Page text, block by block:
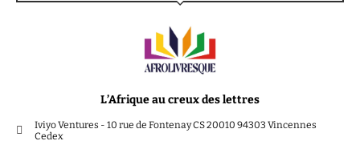
L’Afrique au creux des lettres
Iviyo Ventures - 10 rue de Fontenay CS 20010 94303 Vincennes
Cedex